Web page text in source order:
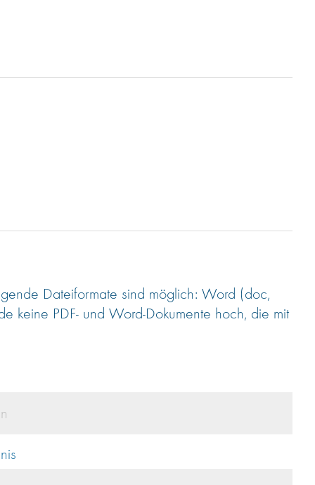
Dateiformate sind möglich: Word (doc,
keine PDF- und Word-Dokumente hoch, die mit